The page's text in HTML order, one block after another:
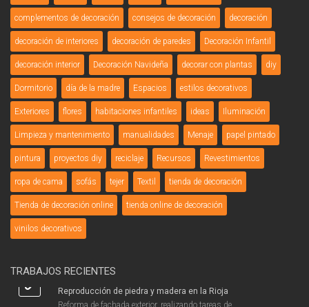
complementos de decoración consejos de decoración decoración
decoración de interiores decoración de paredes Decoración Infantil
decoración interior Decoración Navideña decorar con plantas diy
Dormitorio día de la madre Espacios estilos decorativos
Exteriores flores habitaciones infantiles ideas Iluminación
Limpieza y mantenimiento manualidades Menaje papel pintado
pintura proyectos diy reciclaje Recursos Revestimientos
ropa de cama sofás tejer Textil tienda de decoración
Tienda de decoración online tienda online de decoración
vinilos decorativos
TRABAJOS RECIENTES
Reproducción de piedra y madera en la Rioja
Reforma de fachada exterior, realizando tareas de ...